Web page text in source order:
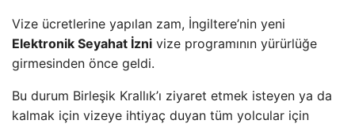
Vize ücretlerine yapılan zam, İngiltere’nin yeni
Elektronik Seyahat İzni vize programının yürürlüğe
girmesinden önce geldi.
Bu durum Birleşik Krallık’ı ziyaret etmek isteyen ya da
kalmak için vizeye ihtiyaç duyan tüm yolcular için